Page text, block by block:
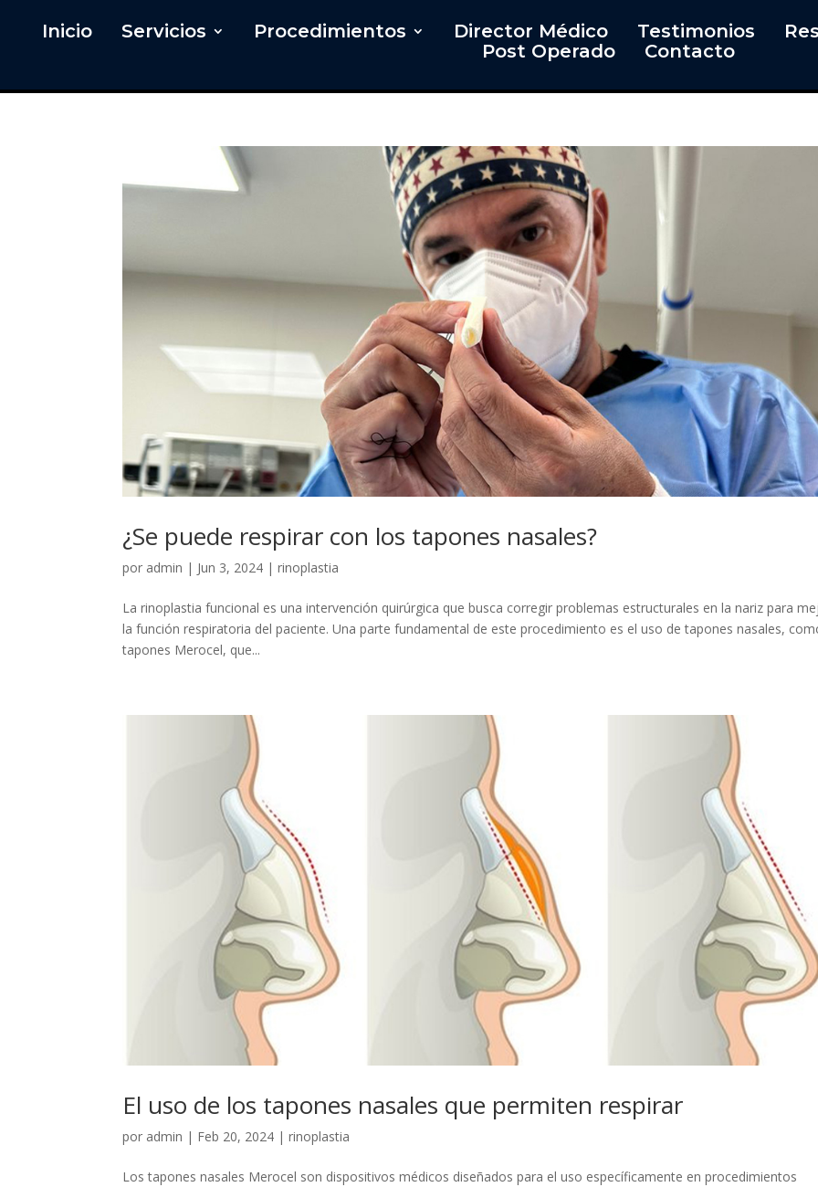
Inicio Servicios Procedimientos Director Médico Testimonios
Post Operado
Contacto
¿Se puede respirar con los tapones nasales?
por admin | Jun 3, 2024 |rinoplastia
La rinoplastia funcional es una intervención quirúrgica que busca corregir problemas estructurales en la nariz para
la función respiratoria del paciente. Una parte fundamental de este procedimiento es el uso de tapones nasales,
tapones Merocel, que...
El uso de los tapones nasales que permiten respirar
por admin | Feb 20, 2024 |rinoplastia
Los tapones nasales Merocel son dispositivos médicos diseñados para el uso específicamente en procedimientos